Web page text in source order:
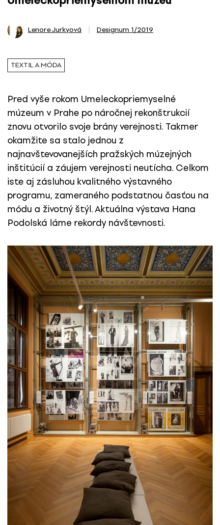
Lenore Jurkyová Designum 1/2019
TEXTIL A MÓDA
Pred vyše rokom Umeleckopriemyselné
múzeum v Prahe po náročnej rekonštrukcií
znovu otvorilo svoje brány verejnosti. Takmer
okamžite sa stalo jednou z
najnavštevovanejších pražských múzejných
inštitúcií a záujem verejnosti neutícha. Celkom
iste aj zásluhou kvalitného výstavného
programu, zameraného podstatnou časťou na
módu a životný štýl. Aktuálna výstava Hana
Podolská láme rekordy návštevnosti.